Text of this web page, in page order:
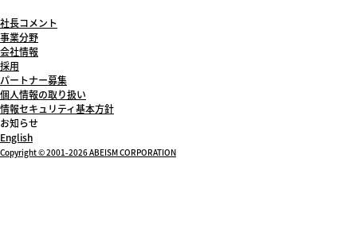
社長コメント
事業分野
会社情報
採用
パートナー募集
個人情報の取り扱い
情報セキュリティ基本方針
お知らせ
English
Copyright © 2001-2026 ABEISM CORPORATION